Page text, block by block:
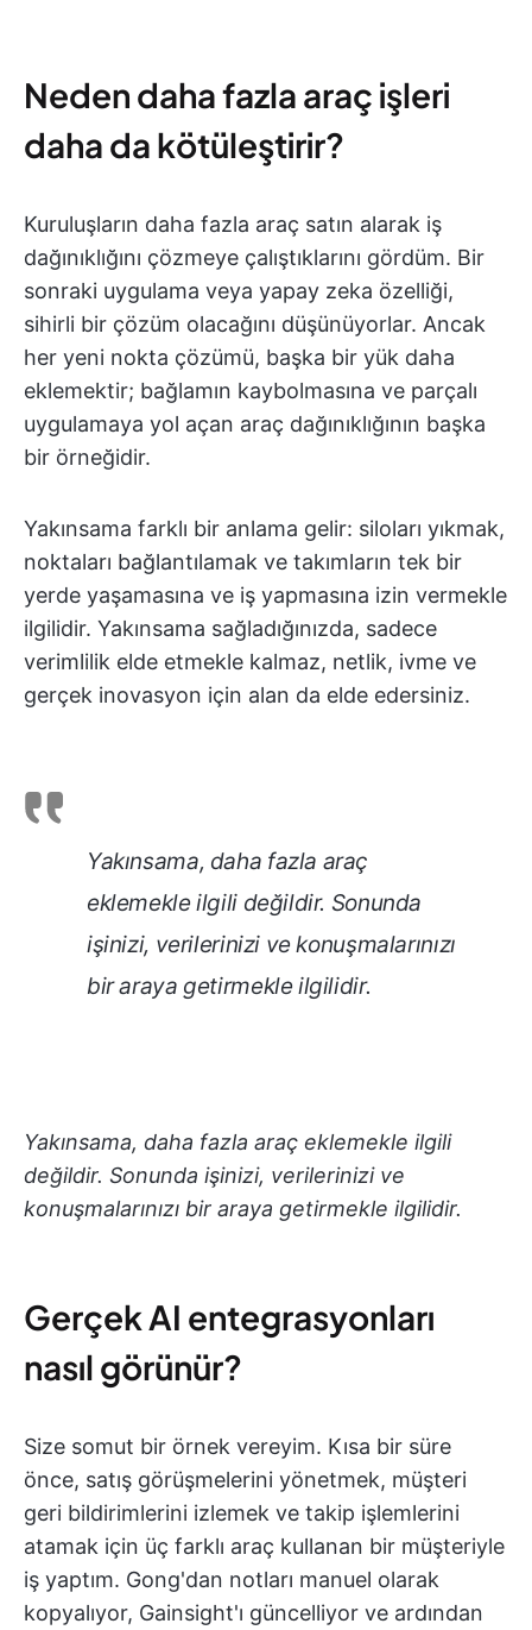
Neden daha fazla araç işleri
daha da kötüleştirir?
Kuruluşların daha fazla araç satın alarak iş
dağınıklığını çözmeye çalıştıklarını gördüm. Bir
sonraki uygulama veya yapay zeka özelliği,
sihirli bir çözüm olacağını düşünüyorlar. Ancak
her yeni nokta çözümü, başka bir yük daha
eklemektir; bağlamın kaybolmasına ve parçalı
uygulamaya yol açan araç dağınıklığının başka
bir örneğidir.
Yakınsama farklı bir anlama gelir: siloları yıkmak,
noktaları bağlantılamak ve takımların tek bir
yerde yaşamasına ve iş yapmasına izin vermekle
ilgilidir. Yakınsama sağladığınızda, sadece
verimlilik elde etmekle kalmaz, netlik, ivme ve
gerçek inovasyon için alan da elde edersiniz.
Yakınsama, daha fazla araç
eklemekle ilgili değildir. Sonunda
işinizi, verilerinizi ve konuşmalarınızı
bir araya getirmekle ilgilidir.
Yakınsama, daha fazla araç eklemekle ilgili
değildir. Sonunda işinizi, verilerinizi ve
konuşmalarınızı bir araya getirmekle ilgilidir.
Gerçek AI entegrasyonları
nasıl görünür?
Size somut bir örnek vereyim. Kısa bir süre
önce, satış görüşmelerini yönetmek, müşteri
geri bildirimlerini izlemek ve takip işlemlerini
atamak için üç farklı araç kullanan bir müşteriyle
iş yaptım. Gong'dan notları manuel olarak
kopyalıyor, Gainsight'ı güncelliyor ve ardından